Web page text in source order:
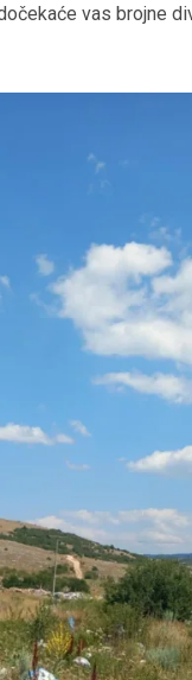
vas brojne